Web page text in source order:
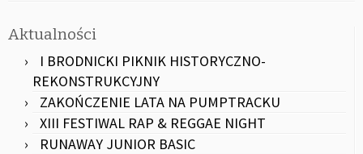
Aktualności
I BRODNICKI PIKNIK HISTORYCZNO-
REKONSTRUKCYJNY
ZAKOŃCZENIE LATA NA PUMPTRACKU
XIII FESTIWAL RAP & REGGAE NIGHT
RUNAWAY JUNIOR BASIC